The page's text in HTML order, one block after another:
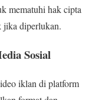
mematuhi hak cipta
jika diperlukan.
Sosial
iklan di platform